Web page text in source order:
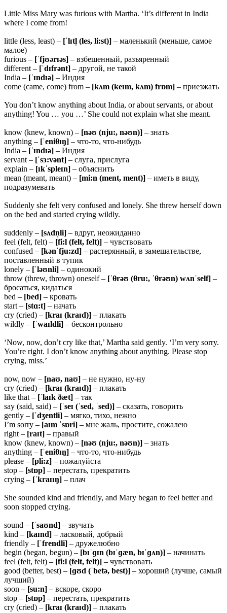
Little Miss Mary was furious with Martha. ‘It’s different in India
where I come from!
little (less, least) – [ˈlɪtl̩ (les, li:st)] – маленький (меньше, самое
малое)
furious – [ˈfjʊərɪəs] – взбешенный, разъяренный
different – [ˈdɪfrənt] – другой, не такой
India – [ˈɪndɪə] – Индия
come (came, come) from – [kʌm (keɪm, kʌm) frɒm] – приезжать
You don’t know anything about India, or about servants, or about
anything! You … you …’ She could not explain what she meant.
know (knew, known) – [nəʊ (nju:, nəʊn)] – знать
anything – [ˈeniθɪŋ] – что-то, что-нибудь
India – [ˈɪndɪə] – Индия
servant – [ˈsɜ:vənt] – слуга, прислуга
explain – [ɪkˈspleɪn] – объяснить
mean (meant, meant) – [mi:n (ment, ment)] – иметь в виду,
подразумевать
Suddenly she felt very confused and lonely. She threw herself down
on the bed and started crying wildly.
suddenly – [sʌdn̩li] – вдруг, неожиданно
feel (felt, felt) – [fi:l (felt, felt)] – чувствовать
confused – [kənˈfju:zd] – растерянный, в замешательстве,
поставленный в тупик
lonely – [ˈləʊnli] – одинокий
throw (threw, thrown) oneself – [ˈθrəʊ (θru:, ˈθrəʊn) wʌnˈself] –
бросаться, кидаться
bed – [bed] – кровать
start – [stɑ:t] – начать
cry (cried) – [kraɪ (kraɪd)] – плакать
wildly – [ˈwaɪldli] – бесконтрольно
‘Now, now, don’t cry like that,’ Martha said gently. ‘I’m very sorry.
You’re right. I don’t know anything about anything. Please stop
crying, miss.’
now, now – [naʊ, naʊ] – не нужно, ну-ну
cry (cried) – [kraɪ (kraɪd)] – плакать
like that – [ˈlaɪk ðæt] – так
say (said, said) – [ˈseɪ (ˈsed, ˈsed)] – сказать, говорить
gently – [ˈdʒentli] – мягко, тихо, нежно
I’m sorry – [aɪm ˈsɒri] – мне жаль, простите, сожалею
right – [raɪt] – правый
know (knew, known) – [nəʊ (nju:, nəʊn)] – знать
anything – [ˈeniθɪŋ] – что-то, что-нибудь
please – [pli:z] – пожалуйста
stop – [stɒp] – перестать, прекратить
crying – [ˈkraɪɪŋ] – плач
She sounded kind and friendly, and Mary began to feel better and
soon stopped crying.
sound – [ˈsaʊnd] – звучать
kind – [kaɪnd] – ласковый, добрый
friendly – [ˈfrendli] – дружелюбно
begin (began, begun) – [bɪˈɡɪn (bɪˈɡæn, bɪˈɡʌn)] – начинать
feel (felt, felt) – [fi:l (felt, felt)] – чувствовать
good (better, best) – [ɡʊd (ˈbetə, best)] – хороший (лучше, самый
лучший)
soon – [su:n] – вскоре, скоро
stop – [stɒp] – перестать, прекратить
cry (cried) – [kraɪ (kraɪd)] – плакать